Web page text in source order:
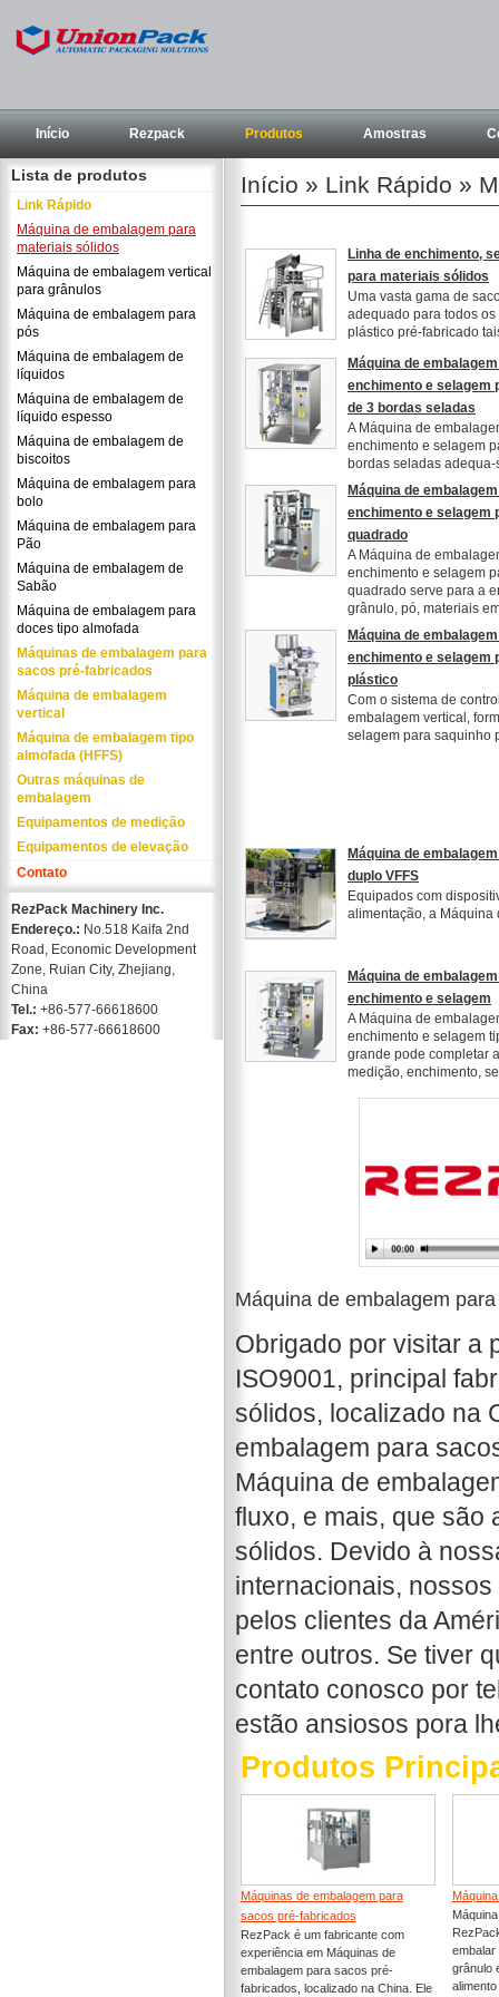
Início Rezpack Produtos Amostras
Lista de produtos
Link Rápido
Máquina de embalagem para
materiais sólidos
Máquina de embalagem vertical
para grânulos
Máquina de embalagem para
pós
Máquina de embalagem de
líquidos
Máquina de embalagem de
líquido espesso
Máquina de embalagem de
biscoitos
Máquina de embalagem para
bolo
Máquina de embalagem para
Pão
Máquina de embalagem de
Sabão
Máquina de embalagem para
doces tipo almofada
Máquinas de embalagem para
sacos pré-fabricados
Máquina de embalagem
vertical
Máquina de embalagem tipo
almofada (HFFS)
Outras máquinas de
embalagem
Equipamentos de medição
Equipamentos de elevação
Contato
RezPack Machinery Inc.
Endereço.: No.518 Kaifa 2nd
Road, Economic Development
Zone, Ruian City, Zhejiang,
China
Tel.: +86-577-66618600
Fax: +86-577-66618600
Início » Link Rápido »
Linha de enchimento,
para materiais sólidos
Uma vasta gama de
adequado para todos
plástico pré-fabricado
Máquina de
enchimento e selagem
de 3 bordas seladas
A Máquina de
enchimento e selagem
bordas seladas adequa-
Máquina de
enchimento e selagem
quadrado
A Máquina de
enchimento e selagem
quadrado serve para a
grânulo, pó, materiais
Máquina de
enchimento e selagem
plástico
Com o sistema de
embalagem vertical,
selagem para saquinho
Máquina de
duplo VFFS
Equipados com
alimentação, a Máquina
Máquina de
enchimento e selagem
A Máquina de
enchimento e selagem
grande pode completar
medição, enchimento,
Máquina de embalagem
Obrigado por visitar a
ISO9001, principal
sólidos, localizado na
embalagem para
Máquina de
fluxo, e mais, que são
sólidos. Devido à
internacionais,
pelos clientes da
entre outros. Se tiver
contato conosco por
estão ansiosos pora
Produtos
Máquinas de embalagem para
sacos pré-fabricados
RezPack é um fabricante com
experiência em Máquinas de
embalagem para sacos pré-
fabricados, localizado na China. Ele
embalar
grânulo